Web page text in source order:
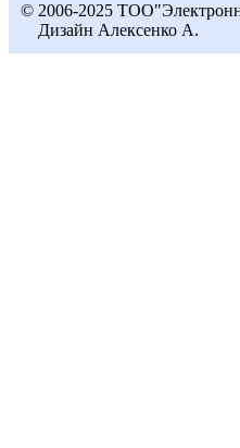
© 2006-2025
Дизайн Алексенко А.